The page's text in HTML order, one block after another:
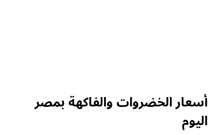
أسعار الخضروات والفاكهة بمصر
اليوم